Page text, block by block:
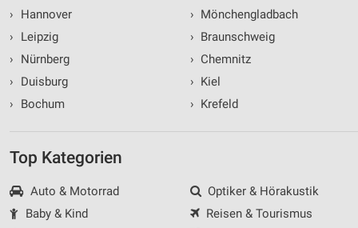
›
Hannover
›
Leipzig
›
Nürnberg
›
Duisburg
›
Bochum
› Mönchengladbach
› Braunschweig
› Chemnitz
› Kiel
› Krefeld
Top Kategorien
Auto & Motorrad
Baby & Kind
Optiker & Hörakustik
Reisen & Tourismus